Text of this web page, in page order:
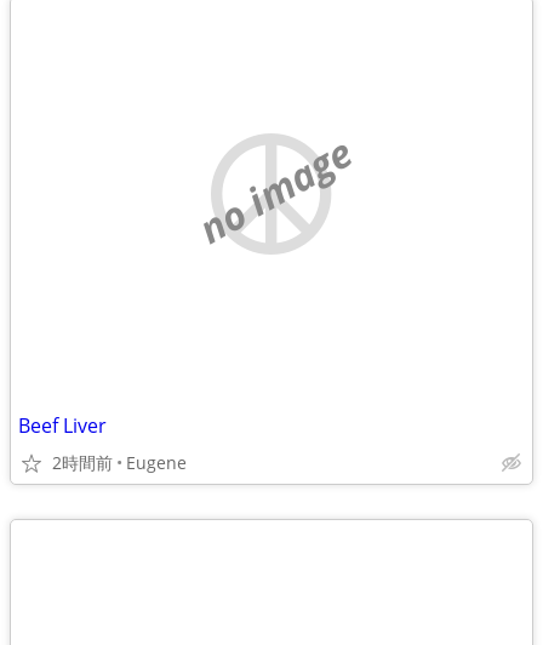
no image
Beef Liver
2時間前 Eugene